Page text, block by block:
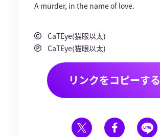
A murder, in the name of love.
CaTEye(猫眼以太)
CaTEye(猫眼以太)
リンクをコピーする